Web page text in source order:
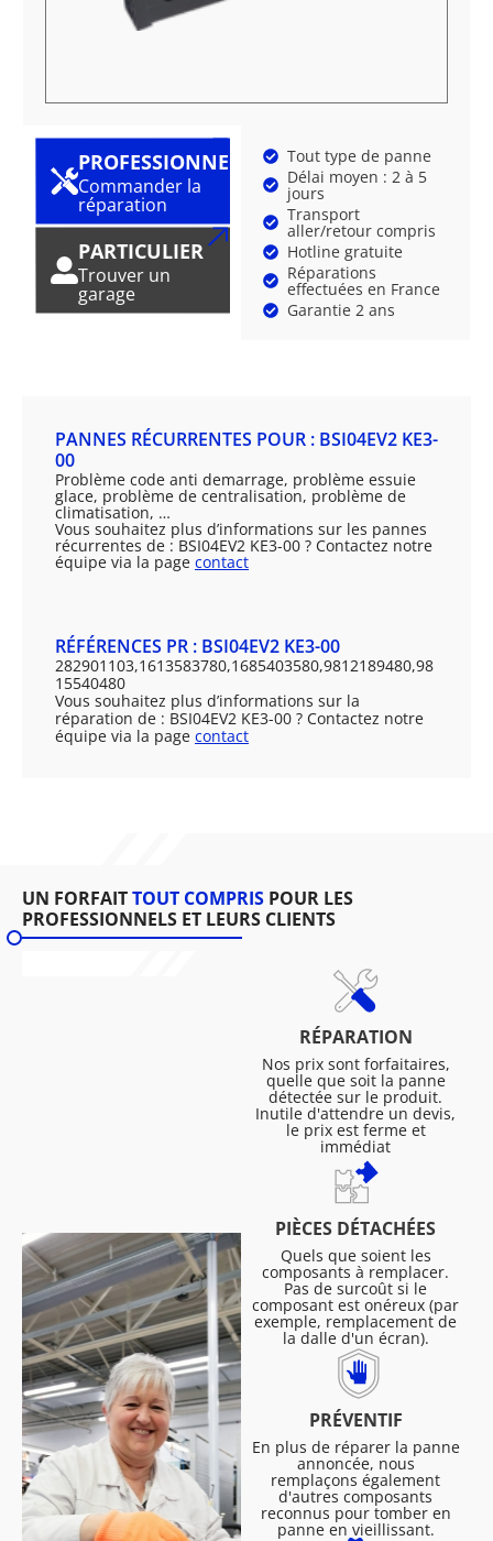
PROFESSIONNEL
Commander la
réparation
PARTICULIER
Trouver un
garage
Tout type de panne
Délai moyen : 2 à 5
jours
Transport
aller/retour compris
Hotline gratuite
Réparations
effectuées en France
Garantie 2 ans
PANNES RÉCURRENTES POUR : BSI04EV2 KE3-
00
Problème code anti demarrage, problème essuie
glace, problème de centralisation, problème de
climatisation, …
Vous souhaitez plus d’informations sur les pannes
récurrentes de : BSI04EV2 KE3-00 ? Contactez notre
équipe via la page contact
RÉFÉRENCES PR : BSI04EV2 KE3-00
282901103,1613583780,1685403580,9812189480,98
15540480
Vous souhaitez plus d’informations sur la
réparation de : BSI04EV2 KE3-00 ? Contactez notre
équipe via la page contact
UN FORFAITTOUT COMPRIS POUR LES
PROFESSIONNELS ET LEURS CLIENTS
RÉPARATION
Nos prix sont forfaitaires,
quelle que soit la panne
détectée sur le produit.
Inutile d'attendre un devis,
le prix est ferme et
immédiat
PIÈCES DÉTACHÉES
Quels que soient les
composants à remplacer.
Pas de surcoût si le
composant est onéreux (par
exemple, remplacement de
la dalle d'un écran).
PRÉVENTIF
En plus de réparer la panne
annoncée, nous
remplaçons également
d'autres composants
reconnus pour tomber en
panne en vieillissant.